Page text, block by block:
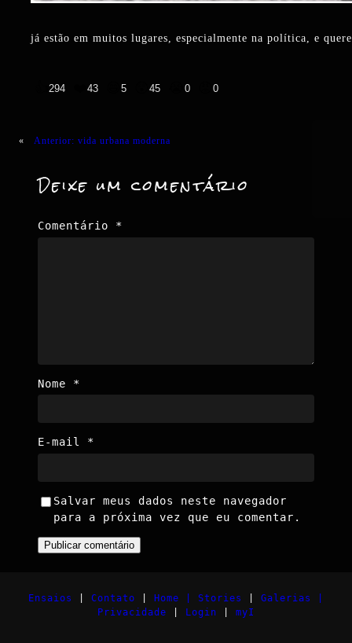
já estão em muitos lugares, especialmente na política, e
294 43 5 45 0 0
« Anterior: vida urbana moderna
Deixe um comentário
Comentário *
Nome *
E-mail *
Salvar meus dados neste navegador
para a próxima vez que eu comentar.
Ensaios Contato Home | Stories
Galerias |
Privacidade
Login myI